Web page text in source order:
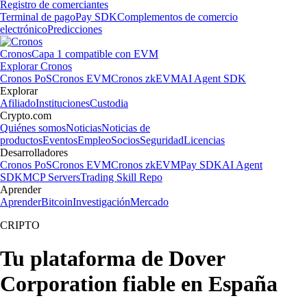
Registro de comerciantes
Terminal de pagoPay SDKComplementos de comercio
electrónicoPredicciones
CronosCapa 1 compatible con EVM
Explorar Cronos
Cronos PoSCronos EVMCronos zkEVMAI Agent SDK
Explorar
AfiliadoInstitucionesCustodia
Crypto.com
Quiénes somosNoticiasNoticias de
productosEventosEmpleoSociosSeguridadLicencias
Desarrolladores
Cronos PoSCronos EVMCronos zkEVMPay SDKAI Agent
SDKMCP ServersTrading Skill Repo
Aprender
AprenderBitcoinInvestigaciónMercado
CRIPTO
Tu plataforma de Dover
Corporation fiable en España